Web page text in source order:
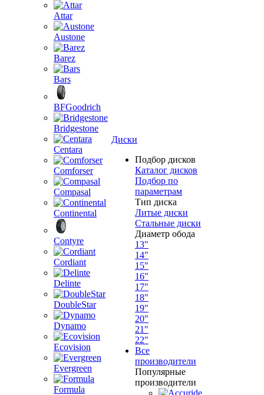
Attar
Austone
Barez
Bars
BFGoodrich
Bridgestone
Centara
Comforser
Compasal
Continental
Contyre
Cordiant
Delinte
DoubleStar
Dynamo
Ecovision
Evergreen
Formula
Диски
Подбор дисков
Каталог дисков
Подбор по
параметрам
Тип диска
Литые диски
Стальные диски
Диаметр обода
13"
14"
15"
16"
17"
18"
19"
20"
21"
22"
Все
производители
Популярные
производители